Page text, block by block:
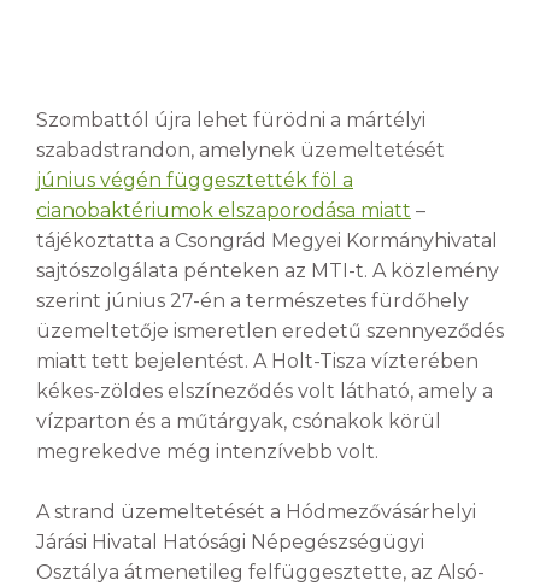
Szombattól újra lehet fürödni a mártélyi
szabadstrandon, amelynek üzemeltetését
június végén függesztették föl a
cianobaktériumok elszaporodása miatt –
tájékoztatta a Csongrád Megyei Kormányhivatal
sajtószolgálata pénteken az MTI-t. A közlemény
szerint június 27-én a természetes fürdőhely
üzemeltetője ismeretlen eredetű szennyeződés
miatt tett bejelentést. A Holt-Tisza vízterében
kékes-zöldes elszíneződés volt látható, amely a
vízparton és a műtárgyak, csónakok körül
megrekedve még intenzívebb volt.
A strand üzemeltetését a Hódmezővásárhelyi
Járási Hivatal Hatósági Népegészségügyi
Osztálya átmenetileg felfüggesztette, az Alsó-